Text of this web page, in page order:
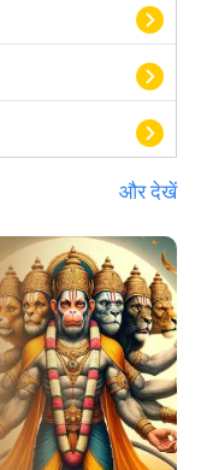
और देखें